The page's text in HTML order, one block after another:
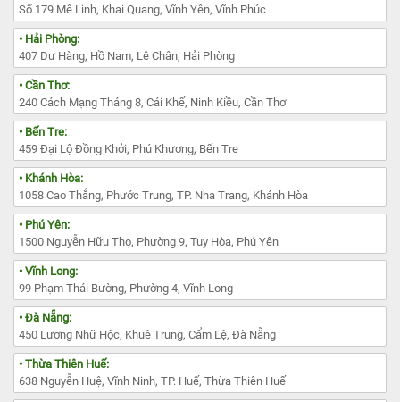
Số 179 Mê Linh, Khai Quang, Vĩnh Yên, Vĩnh Phúc
• Hải Phòng:
407 Dư Hàng, Hồ Nam, Lê Chân, Hải Phòng
• Cần Thơ:
240 Cách Mạng Tháng 8, Cái Khế, Ninh Kiều, Cần Thơ
• Bến Tre:
459 Đại Lộ Đồng Khởi, Phú Khương, Bến Tre
• Khánh Hòa:
1058 Cao Thắng, Phước Trung, TP. Nha Trang, Khánh Hòa
• Phú Yên:
1500 Nguyễn Hữu Thọ, Phường 9, Tuy Hòa, Phú Yên
• Vĩnh Long:
99 Phạm Thái Bường, Phường 4, Vĩnh Long
• Đà Nẵng:
450 Lương Nhữ Hộc, Khuê Trung, Cẩm Lệ, Đà Nẵng
• Thừa Thiên Huế:
638 Nguyễn Huệ, Vĩnh Ninh, TP. Huế, Thừa Thiên Huế